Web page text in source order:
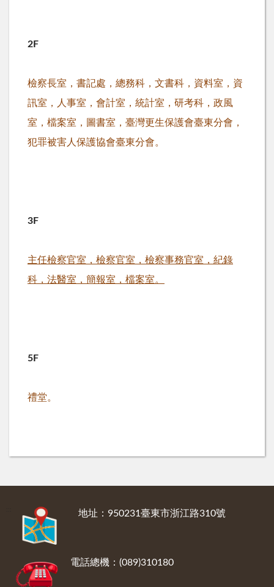
2F
檢察長室，書記處，總務科，文書科，資料室，資
訊室，人事室，會計室，統計室，研考科，政風
室，檔案室，圖書室，臺灣更生保護會臺東分會，
犯罪被害人保護協會臺東分會。
3F
主任檢察官室，檢察官室，檢察事務官室，紀錄
科，法醫室，簡報室，檔案室。
5F
禮堂。
地址：950231臺東市浙江路310號
電話總機：(089)310180